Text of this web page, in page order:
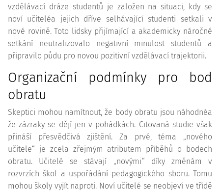
vzdělávací dráze studentů je založen na situaci, kdy se
noví učiteléa jejich dříve selhávající studenti setkali v
nové rovině. Toto lidsky přijímající a akademicky náročné
setkání neutralizovalo negativní minulost studentů a
připravilo půdu pro novou pozitivní vzdělávací trajektorii.
Organizační podmínky pro bod
obratu
Skeptici mohou namítnout, že body obratu jsou náhodnéa
že zázraky se dějí jen v pohádkách. Citovaná studie však
přináší přesvědčivá zjištění. Za prvé, téma „nového
učitele“ je zcela zřejmým atributem příběhů o bodech
obratu. Učitelé se stávají „novými“ díky změnám v
rozvrzích škol a uspořádání pedagogického sboru. Tomu
mohou školy vyjít naproti. Noví učitelé se neobjeví ve třídě